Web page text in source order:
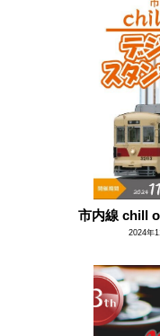
市内線 chill
2024年